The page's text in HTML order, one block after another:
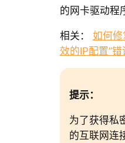
的网卡驱动程
相关： 如何修
效的IP配置”
提示：
为了获得私
的互联网连